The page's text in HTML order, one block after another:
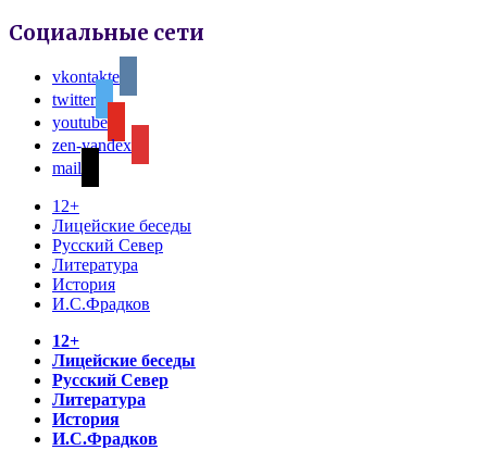
Социальные сети
vkontakte
twitter
youtube
zen-yandex
mail
12+
Лицейские беседы
Русский Север
Литература
История
И.С.Фрадков
12+
Лицейские беседы
Русский Север
Литература
История
И.С.Фрадков